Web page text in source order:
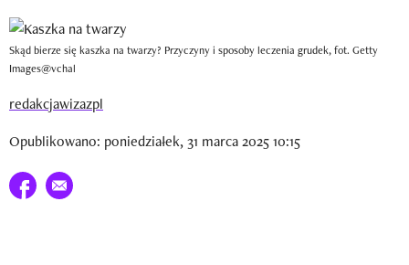
Skąd bierze się kaszka na twarzy? Przyczyny i sposoby leczenia grudek, fot. Getty
Images@vchal
redakcjawizazpl
Opublikowano: poniedziałek, 31 marca 2025 10:15
Udostępnij na facebook
E-mail do przyjaciela